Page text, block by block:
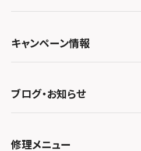
スマホスピタル鴻巣
スマホスピタル テルル三芳
スマホスピタル 熊谷
スマホスピタル ゲオデジ
スマホスピタル埼玉大宮
スマホスピタル テルル蒲生
スマホスピタル 北陸総
スマホスピタル 長野
スマホスピタル岐阜
スマホスピタル 浜松
スマホスピタル静岡パル
スマホスピタル 藤枝
スマホスピタル名古屋駅
スマホスピタル名古屋金山
関西
スマホスピタル 大阪梅田
スマホスピタル by デジ
スマホスピタル京橋
スマホスピタル難波
中国・四国
スマホスピタル岡山駅前
スマホスピタル西条
スマホスピタル by デジホ
ち
特定商取引法に関する表記
プライバシーポリシー
郵送修理依頼
郵送修理の流れ
キャンペーン情報
キャンペーン一覧
ブログ・お知らせ
修理メニュー